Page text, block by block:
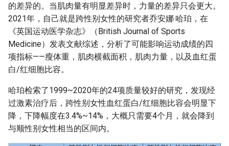
的差异的。当肌肉量有明显差异时，力量的差异只会更大。
2021年，自己就是跨性别女性的研究者乔安娜·哈珀，在
《英国运动医学杂志》（British Journal of Sports
Medicine）发表文献综述，分析了可能影响运动成绩的四
项指标——瘦体重，肌肉横截面积，肌肉力量，以及血红蛋
白/红细胞比容。
哈珀检索了1999~2020年的24项质量较好的研究，发现经
过激素治疗后，跨性别女性血红蛋白/红细胞比容会明显下
降，下降幅度在3.4%~14%，大概只需要4个月，就会降到
与顺性别女性相当的区间内。